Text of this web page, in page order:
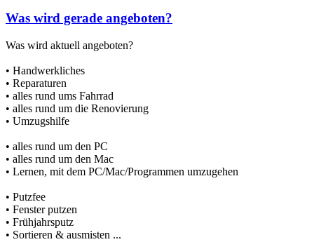
Was wird gerade angeboten?
Was wird aktuell angeboten?
• Handwerkliches
• Reparaturen
• alles rund ums Fahrrad
• alles rund um die Renovierung
• Umzugshilfe
• alles rund um den PC
• alles rund um den Mac
• Lernen, mit dem PC/Mac/Programmen umzugehen
• Putzfee
• Fenster putzen
• Frühjahrsputz
• Sortieren & ausmisten ...